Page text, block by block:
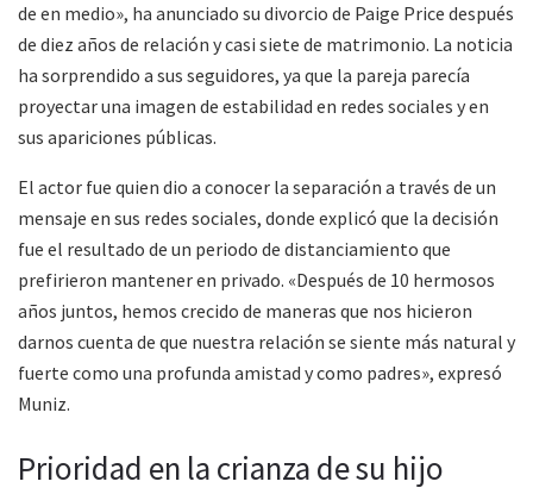
de en medio», ha anunciado su divorcio de Paige Price después
de diez años de relación y casi siete de matrimonio. La noticia
ha sorprendido a sus seguidores, ya que la pareja parecía
proyectar una imagen de estabilidad en redes sociales y en
sus apariciones públicas.
El actor fue quien dio a conocer la separación a través de un
mensaje en sus redes sociales, donde explicó que la decisión
fue el resultado de un periodo de distanciamiento que
prefirieron mantener en privado. «Después de 10 hermosos
años juntos, hemos crecido de maneras que nos hicieron
darnos cuenta de que nuestra relación se siente más natural y
fuerte como una profunda amistad y como padres», expresó
Muniz.
Prioridad en la crianza de su hijo